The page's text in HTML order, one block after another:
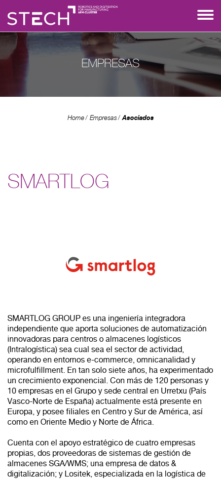
EMPRESAS
Home Empresas Asociados
SMARTLOG
SMARTLOG GROUP es una ingeniería integradora
independiente que aporta soluciones de automatización
innovadoras para centros o almacenes logísticos
(Intralogística) sea cual sea el sector de actividad,
operando en entornos e-commerce, omnicanalidad y
microfulfillment. En tan solo siete años, ha experimentado
un crecimiento exponencial. Con más de 120 personas y
10 empresas en el Grupo y sede central en Urretxu (País
Vasco-Norte de España) actualmente está presente en
Europa, y posee filiales en Centro y Sur de América, así
como en Oriente Medio y Norte de África.
Cuenta con el apoyo estratégico de cuatro empresas
propias, dos proveedoras de sistemas de gestión de
almacenes SGA/WMS; una empresa de datos &
digitalización; y Lositek, especializada en la logística de